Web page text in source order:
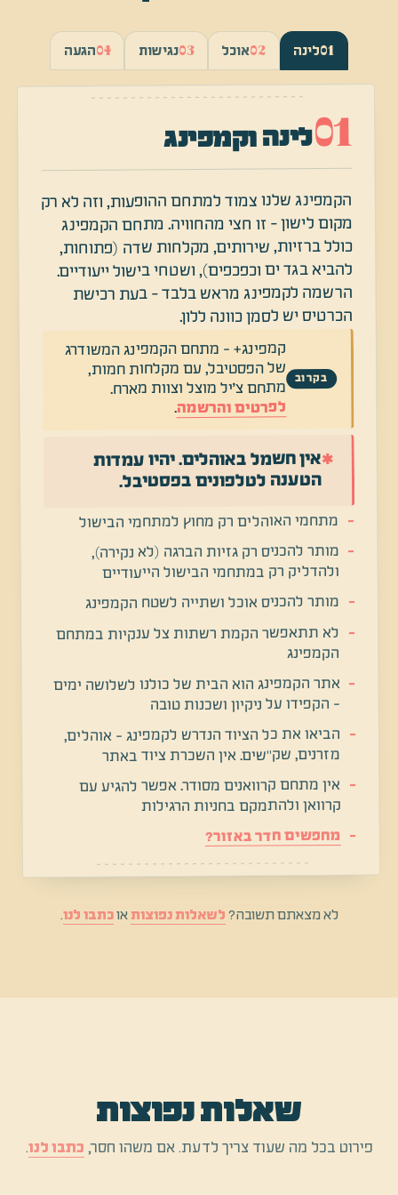
01לינה 02אוכל 03נגישות 04הגעה
01לינה וקמפינג
הקמפינג שלנו צמוד למתחם ההופעות, וזה לא רק
מקום לישון - זו חצי מהחוויה. מתחם הקמפינג
כולל ברזיות, שירותים, מקלחות שדה (פתוחות,
להביא בגד ים וכפכפים), ושטחי בישול ייעודיים.
הרשמה לקמפינג מראש בלבד - בעת רכישת
הכרטיס יש לסמן כוונה ללון.
בקרוב
קמפינג+ - מתחם הקמפינג המשודרג
של הפסטיבל, עם מקלחות חמות,
מתחם צ׳יל מוצל וצוות מארח.
לפרטים והרשמה.
✱אין חשמל באוהלים. יהיו עמדות
הטענה לטלפונים בפסטיבל.
מתחמי האוהלים רק מחוץ למתחמי הבישול
מותר להכניס רק גזיות הברגה (לא נקירה),
ולהדליק רק במתחמי הבישול הייעודיים
מותר להכניס אוכל ושתייה לשטח הקמפינג
לא תתאפשר הקמת רשתות צל ענקיות במתחם
הקמפינג
אתר הקמפינג הוא הבית של כולנו לשלושה ימים
- הקפידו על ניקיון ושכנות טובה
הביאו את כל הציוד הנדרש לקמפינג - אוהלים,
מזרנים, שק"שים. אין השכרת ציוד באתר
אין מתחם קרוואנים מסודר. אפשר להגיע עם
קרוואן ולהתמקם בחניות הרגילות
מחפשים חדר באזור?
לא מצאתם תשובה? לשאלות נפוצות אוכתבו לנו.
שאלות נפוצות
פירוט בכל מה שעוד צריך לדעת. אם משהו חסר, כתבו לנו.